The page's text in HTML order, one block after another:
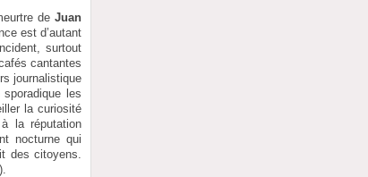
de Juan
est d’autant
surtout
cantantes
journalistique
les
la curiosité
la réputation
nocturne qui
des citoyens.